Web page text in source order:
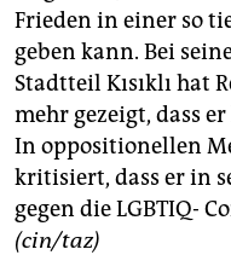
Frieden in einer so
geben kann. Bei
Stadtteil Kısıklı hat
mehr gezeigt, dass
In oppositionellen
kritisiert, dass er in
gegen die LGBTIQ-
(cin/taz)